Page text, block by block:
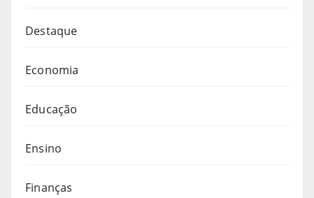
Destaque
Economia
Educação
Ensino
Finanças